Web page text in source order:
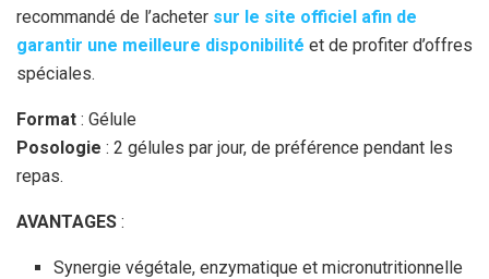
recommandé de l’acheter sur le site officiel afin de
garantir une meilleure disponibilité et de profiter d’offres
spéciales.
Format : Gélule
Posologie : 2 gélules par jour, de préférence pendant les
repas.
AVANTAGES :
Synergie végétale, enzymatique et micronutritionnelle